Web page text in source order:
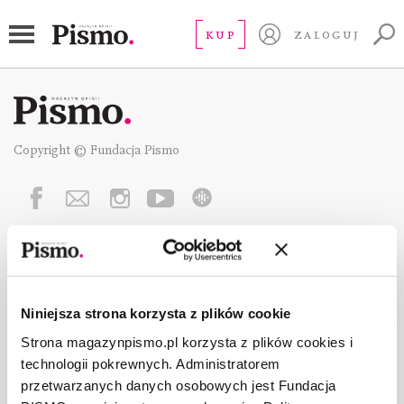
Niniejsza strona korzysta z plików cookie
Strona magazynpismo.pl korzysta z plików cookies i
technologii pokrewnych. Administratorem
przetwarzanych danych osobowych jest Fundacja
KUP ZALOGUJ
Copyright © Fundacja Pismo
O „PIŚMIE”
FACT-CHECKING W „PIŚMIE”
DLA REKLAMODAWCÓW
GDZIE KUPIĆ „PISMO”?